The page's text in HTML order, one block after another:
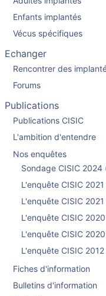
Enfants implantés
Vécus spécifiques
Echanger
Rencontrer des
Forums
Publications
Publications CISIC
L'ambition d'entendre
Nos enquêtes
Sondage CISIC
L'enquête CISIC
L'enquête CISIC 2021
L'enquête CISIC
L'enquête CISIC
L'enquête CISIC
Fiches d'information
Bulletins d'information